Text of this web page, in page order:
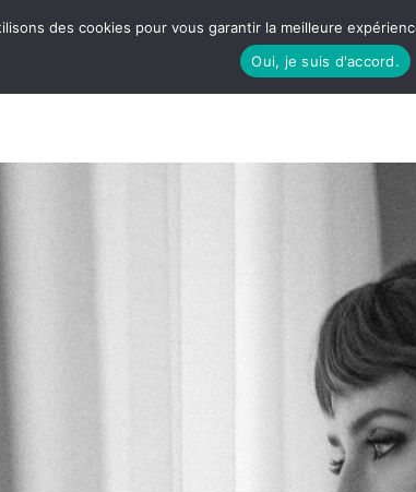
LE STUDIO FÊTES
des cookies pour vous garantir la meilleure
Oui, je suis d'accord.